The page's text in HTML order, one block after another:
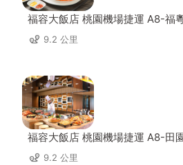
福容大飯店 桃園機場捷運 A8-福
9.2 公里
福容大飯店 桃園機場捷運 A8-田
9.2 公里